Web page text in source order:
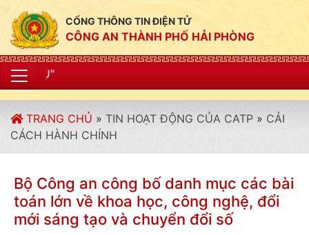
CỔNG THÔNG TIN ĐIỆN TỬ
CÔNG AN THÀNH PHỐ HẢI PHÒNG
TRANG CHỦ » TIN HOẠT ĐỘNG CỦA CATP » CẢI
CÁCH HÀNH CHÍNH
Bộ Công an công bố danh mục các bài
toán lớn về khoa học, công nghệ, đổi
mới sáng tạo và chuyển đổi số